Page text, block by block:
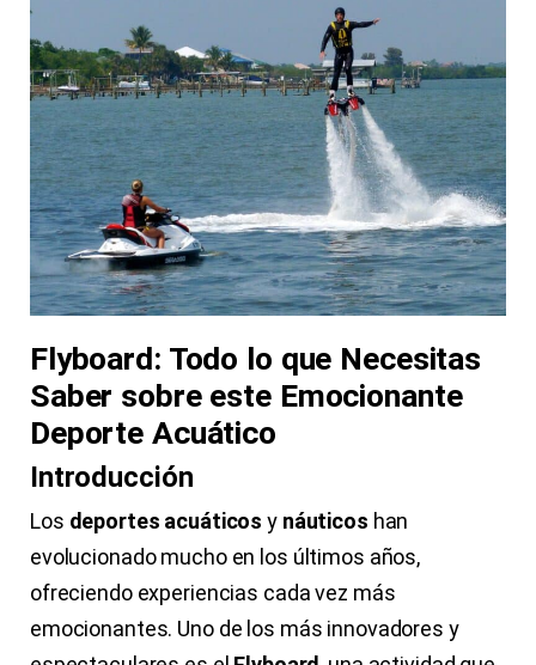
Flyboard: Todo lo que Necesitas
Saber sobre este Emocionante
Deporte Acuático
Introducción
Los deportes acuáticos y náuticos han
evolucionado mucho en los últimos años,
ofreciendo experiencias cada vez más
emocionantes. Uno de los más innovadores y